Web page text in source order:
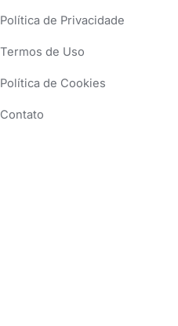
Política de Privacidade
Termos de Uso
Política de Cookies
Contato